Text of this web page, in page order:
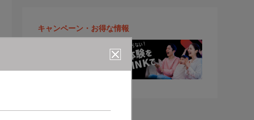
キャンペーン・お得な情報